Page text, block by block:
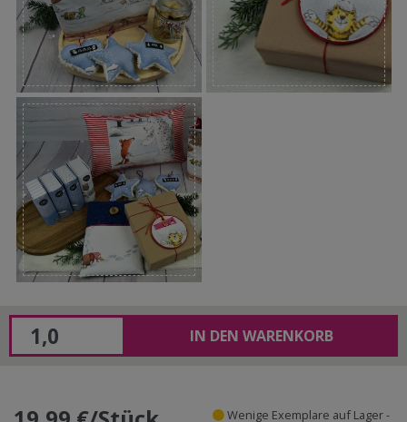
IN DEN WARENKORB
Wenige Exemplare auf Lager -